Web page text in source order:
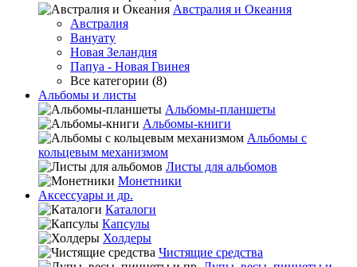
Австралия и Океания
Австралия
Вануату
Новая Зеландия
Папуа - Новая Гвинея
Все категории (8)
Альбомы и листы
Альбомы-планшеты
Альбомы-книги
Альбомы с
кольцевым механизмом
Листы для альбомов
Монетники
Аксессуары и др.
Каталоги
Капсулы
Холдеры
Чистящие средства